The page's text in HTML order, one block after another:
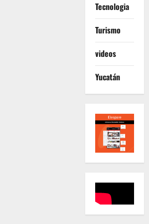
Tecnologia
Turismo
videos
Yucatán